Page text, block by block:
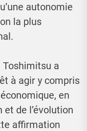
autonomie
la plus
a
à agir y compris
en
de l’évolution
affirmation